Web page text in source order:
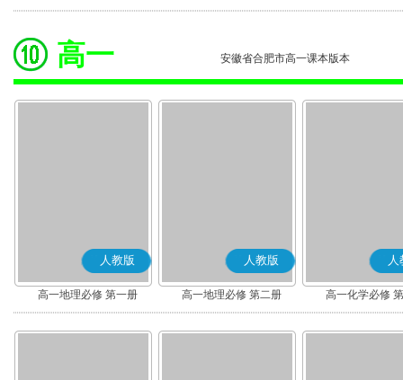
高一 安徽省合肥市高一课本版本
人教版
高一地理必修 第一册
人教版
高一地理必修 第二册
人
高一化学必修